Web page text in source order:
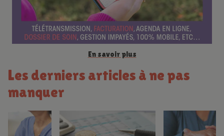
e
En savoir plus
Les derniers articles à ne pas
manquer